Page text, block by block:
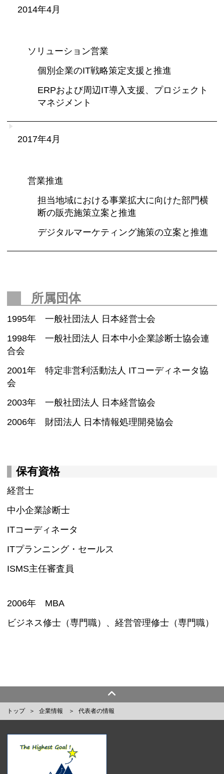
2014年4月
ソリューション営業
個別企業のIT戦略策定支援と推進
ERPおよび周辺IT導入支援、プロジェクト
マネジメント
2017年4月
営業推進
担当地域における事業拡大に向けた部門横
断の販売施策立案と推進
デジタルマーケティング施策の立案と推進
所属団体
1995年 一般社団法人 日本経営士会
1998年 一般社団法人 日本中小企業診断士協会連
合会
2001年 特定非営利活動法人 ITコーディネータ協
会
2003年 一般社団法人 日本経営協会
2006年 財団法人 日本情報処理開発協会
保有資格
経営士
中小企業診断士
ITコーディネータ
ITプランニング・セールス
ISMS主任審査員
2006年 MBA
ビジネス修士（専門職）、経営管理修士（専門職）
トップ 企業情報 代表者の情報